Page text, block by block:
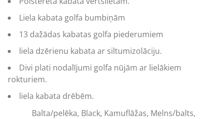
Liela kabata golfa bumbiņām
13 dažādas kabatas golfa piederumiem
liela dzērienu kabata ar siltumizolāciju.
Divi plati nodalījumi golfa nūjām ar lielākiem
rokturiem.
liela kabata drēbēm.
Balta/pelēka, Black, Kamuflāžas, Melns/balts,